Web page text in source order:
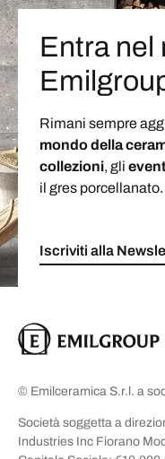
Entra nel
Rimani sempre
mondo della
collezioni, gli
il gres porcellanato.
Iscriviti alla
© Emilceramica S.r.l. a
Società soggetta a
Industries Inc Fiorano